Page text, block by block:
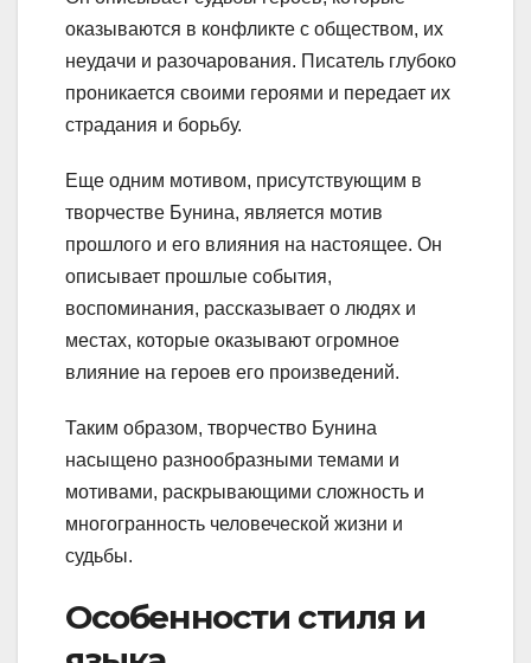
оказываются в конфликте с обществом, их
неудачи и разочарования. Писатель глубоко
проникается своими героями и передает их
страдания и борьбу.
Еще одним мотивом, присутствующим в
творчестве Бунина, является мотив
прошлого и его влияния на настоящее. Он
описывает прошлые события,
воспоминания, рассказывает о людях и
местах, которые оказывают огромное
влияние на героев его произведений.
Таким образом, творчество Бунина
насыщено разнообразными темами и
мотивами, раскрывающими сложность и
многогранность человеческой жизни и
судьбы.
Особенности стиля и